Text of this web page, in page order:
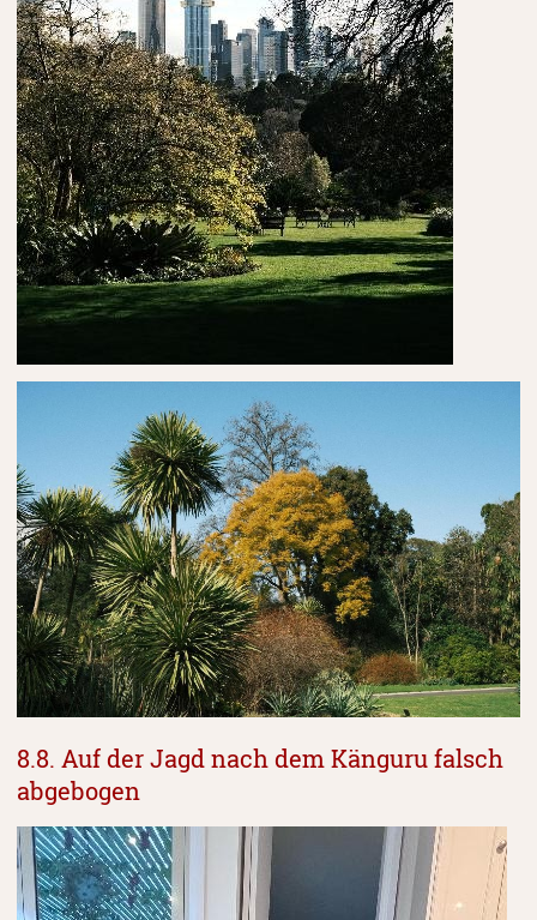
8.8. Auf der Jagd nach dem Känguru falsch
abgebogen